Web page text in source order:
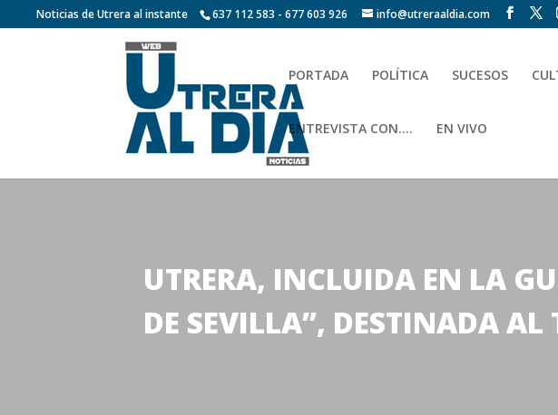
Noticias de Utrera al instante 637 112 583 - 677 603 926 info@utreraaldia.com
PORTADA POLÍTICA SUCESOS
ENTREVISTA CON…. EN VIVO
UTRERA, INCLUIDA EN LA
DE SEVILLA”, DESTINADA